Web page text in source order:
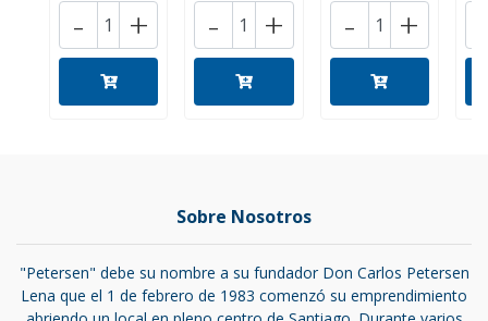
+
- +
- +
-
Sobre Nosotros
"Petersen" debe su nombre a su fundador Don Carlos Petersen
Lena que el 1 de febrero de 1983 comenzó su emprendimiento